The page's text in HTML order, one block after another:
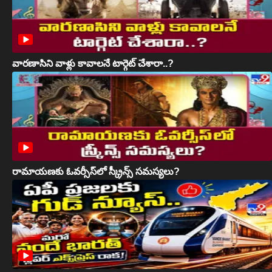
వారణాసిని వాళ్లు కావాలనే టార్గెట్ చేశారా..?
రామాయణకు ఓవర్సీస్‌లో స్క్రీన్స్ సమస్యలు?